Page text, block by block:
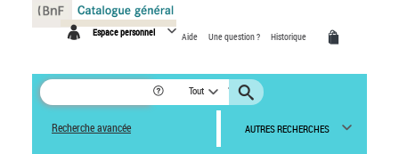
Espace personnel Aide Une question ? Historique
Tout
Recherche avancée AUTRES RECHERCHES
Panneau de gestion des cookies